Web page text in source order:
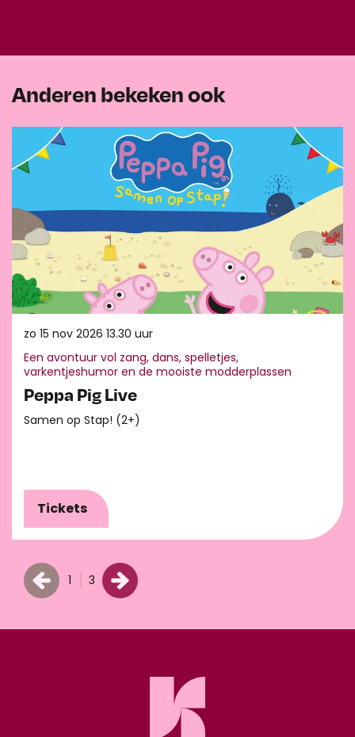
Anderen bekeken ook
Peppa Pig Live
Samen op Stap! (2+)
Een avontuur vol zang, dans, spelletjes,
varkentjeshumor en de mooiste modderplassen
zo 15 nov 2026 13.30 uur
Tickets
1 3